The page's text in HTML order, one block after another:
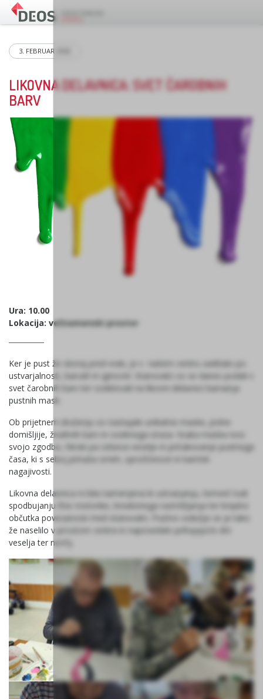
3. FEBRUAR 2026
LIKOVNA DELAVNICA: SVET ČAROBNIH
BARV
Ura: 10.00
Lokacija: večnamenski prostor
Ker je pust že skoraj pred vrati, je v našem centru zadišalo po
ustvarjalnosti, barvah in igrivosti. Stanovalci so se danes podali v
svet čarobnih barv ter sodelovali na likovni delavnici barvanja
pustnih mask.
Ob prijetnem druženju so nastajale unikatne maske, polne
domišljije, živahnih barv in osebnega izraza. Vsaka maska nosi
svojo zgodbo, hkrati pa odseva veselje in pričakovanje pustnega
časa, ki s seboj prinaša smeh, sproščenost in kanček
nagajivosti.
Likovna delavnica ni bila namenjena le ustvarjanju, temveč tudi
spodbujanju fine motorike, kreativnega razmišljanja ter krepitvi
občutka povezanosti med stanovalci. Pustno vzdušje se je tako
že naselilo v prostore centra in napovedalo prihajajoče dni
veselja ter norčij.